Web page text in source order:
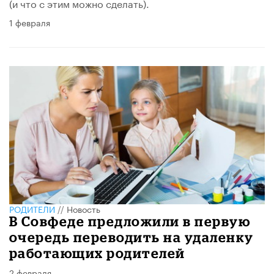
1 февраля
РОДИТЕЛИ//Новость
В Совфеде предложили в первую
очередь переводить на удаленку
работающих родителей